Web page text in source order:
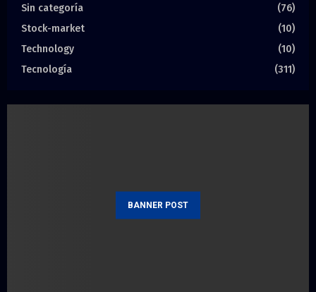
Sin categoría
(76)
Stock-market
(10)
Technology
(10)
Tecnología
(311)
BANNER POST